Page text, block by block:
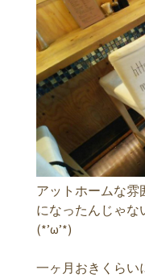
アットホームな雰
になったんじゃな
(*’ω’*)
一ヶ月おきくらい